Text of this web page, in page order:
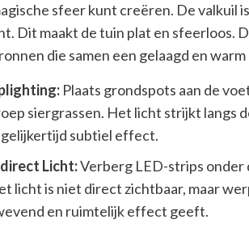
sfeer kunt creëren. De valkuil
Dit maakt de tuin plat en sfeerloos.
die samen een gelaagd en
Plaats grondspots aan de
siergrassen. Het licht strijkt langs
subtiel effect.
Licht:Verberg LED-strips onder
licht is niet direct zichtbaar, maar
en ruimtelijk effect geeft.